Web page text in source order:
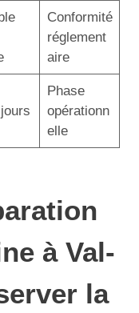
Conformité
réglement
aire
Phase
opérationn
elle
à Val-
la